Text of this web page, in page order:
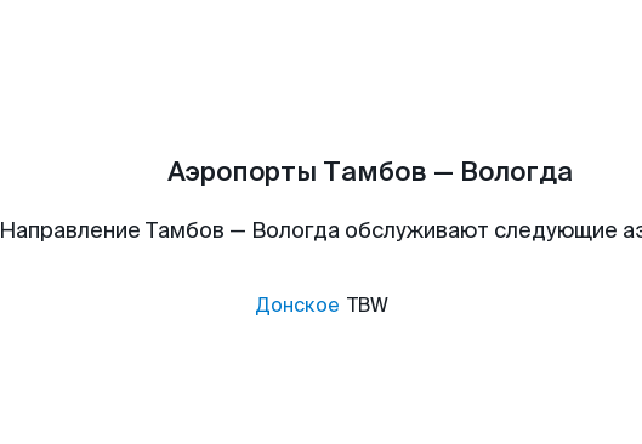
Аэропорты Тамбов — Вологда
Направление Тамбов — Вологда обслуживают следующие
Донское TBW